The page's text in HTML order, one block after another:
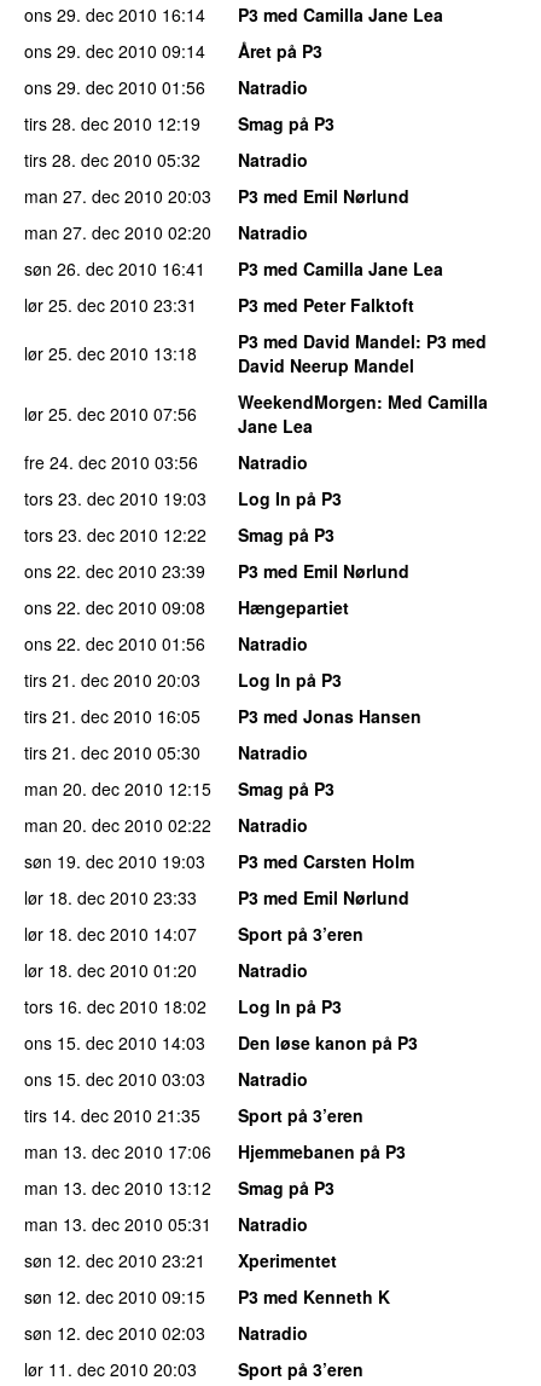
ons 29. dec 2010 16:14
P3 med Camilla Jane Lea
ons 29. dec 2010 09:14
Året på P3
ons 29. dec 2010 01:56
Natradio
tirs 28. dec 2010 12:19
Smag på P3
tirs 28. dec 2010 05:32
Natradio
man 27. dec 2010 20:03
P3 med Emil Nørlund
man 27. dec 2010 02:20
Natradio
søn 26. dec 2010 16:41
P3 med Camilla Jane Lea
lør 25. dec 2010 23:31
P3 med Peter Falktoft
lør 25. dec 2010 13:18 P3 med David Mandel: P3 med
David Neerup Mandel
lør 25. dec 2010 07:56 WeekendMorgen: Med Camilla
Jane Lea
fre 24. dec 2010 03:56
Natradio
tors 23. dec 2010 19:03
Log In på P3
tors 23. dec 2010 12:22
Smag på P3
ons 22. dec 2010 23:39
P3 med Emil Nørlund
ons 22. dec 2010 09:08
Hængepartiet
ons 22. dec 2010 01:56
Natradio
tirs 21. dec 2010 20:03
Log In på P3
tirs 21. dec 2010 16:05
P3 med Jonas Hansen
tirs 21. dec 2010 05:30
Natradio
man 20. dec 2010 12:15
Smag på P3
man 20. dec 2010 02:22
Natradio
søn 19. dec 2010 19:03
P3 med Carsten Holm
lør 18. dec 2010 23:33
P3 med Emil Nørlund
lør 18. dec 2010 14:07
Sport på 3’eren
lør 18. dec 2010 01:20
Natradio
tors 16. dec 2010 18:02
Log In på P3
ons 15. dec 2010 14:03
Den løse kanon på P3
ons 15. dec 2010 03:03
Natradio
tirs 14. dec 2010 21:35
Sport på 3’eren
man 13. dec 2010 17:06
Hjemmebanen på P3
man 13. dec 2010 13:12
Smag på P3
man 13. dec 2010 05:31
Natradio
søn 12. dec 2010 23:21
Xperimentet
søn 12. dec 2010 09:15
P3 med Kenneth K
søn 12. dec 2010 02:03
Natradio
lør 11. dec 2010 20:03
Sport på 3’eren